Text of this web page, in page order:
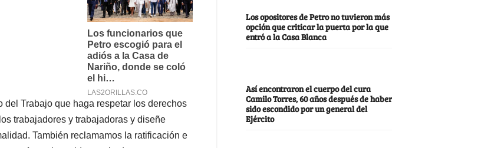
Trabajo que haga respetar los derechos
trabajadores y trabajadoras y diseñe
También reclamamos la ratificación e
Los opositores de Petro no tuvieron más
opción que criticar la puerta por la que
entró a la Casa Blanca
Así encontraron el cuerpo del cura
Camilo Torres, 60 años después de haber
sido escondido por un general del
Ejército